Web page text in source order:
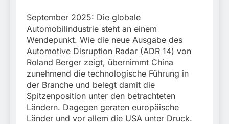
September 2025: Die globale
Automobilindustrie steht an einem
Wendepunkt. Wie die neue Ausgabe des
Automotive Disruption Radar (ADR 14) von
Roland Berger zeigt, übernimmt China
zunehmend die technologische Führung in
der Branche und belegt damit die
Spitzenposition unter den betrachteten
Ländern. Dagegen geraten europäische
Länder und vor allem die USA unter Druck.